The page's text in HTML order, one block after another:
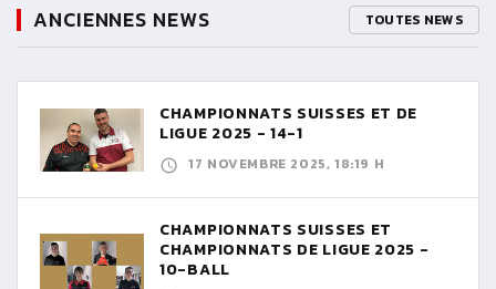
ANCIENNES NEWS TOUTES NEWS
CHAMPIONNATS SUISSES ET DE
LIGUE 2025 - 14-1
17 NOVEMBRE 2025, 18:19 H
CHAMPIONNATS SUISSES ET
CHAMPIONNATS DE LIGUE 2025 -
10-BALL